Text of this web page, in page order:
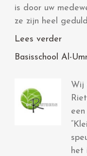
is door uw
ze zijn heel
Lees verder
Basisschool Al-
Wij
het